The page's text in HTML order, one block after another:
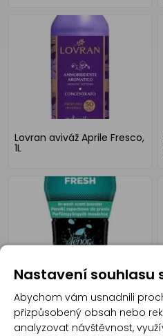
Lovran aviváž Aprile Fresco,
1L
Lenor Unstoppables Fresh
vonné perličky, 195 g
Nastavení souhlasu
Abychom vám usnadnili
přizpůsobený obsah nebo
analyzovat návštěvnost,